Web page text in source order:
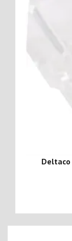
Deltaco